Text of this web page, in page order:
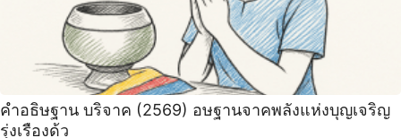
คำอธิษฐาน บริจาค (2569) อษฐานจาคพลังแห่งบุญเจริญ
รุ่งเรืองด้ว